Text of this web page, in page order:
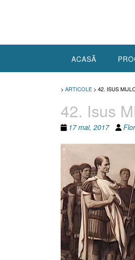
ACASĂ
> ARTICOLE > 42. ISUS
42. Isus
17 mai, 2017